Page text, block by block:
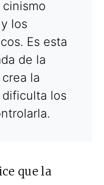
los
Es esta
de la
la
los
que la